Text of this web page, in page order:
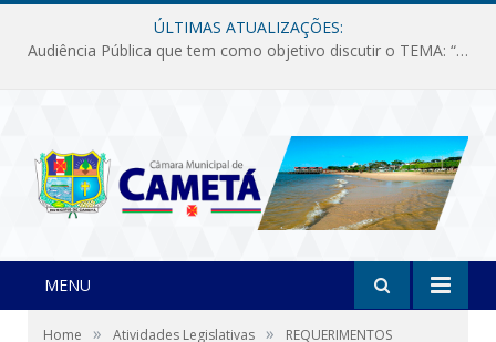
ÚLTIMAS ATUALIZAÇÕES:
Audiência Pública que tem como objetivo discutir o TEMA: “Fornecimento de Energia Elétrica em Debate: Tarifas, Qualidade e Atendimento dos Serviços”
MENU
Home » Atividades Legislativas »
REQUERIMENTOS